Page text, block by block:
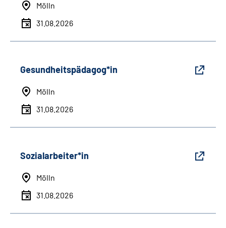
Mölln
31.08.2026
Gesundheitspädagog*in
Mölln
31.08.2026
Sozialarbeiter*in
Mölln
31.08.2026